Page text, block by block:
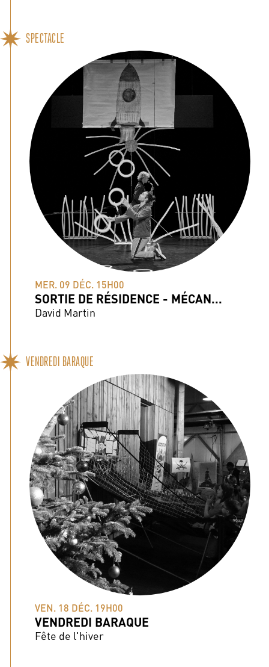
SPECTACLE
MER. 09 DÉC. 15H00
SORTIE DE RÉSIDENCE - MÉCAN...
David Martin
VENDREDI BARAQUE
VEN. 18 DÉC. 19H00
VENDREDI BARAQUE
Fête de l'hiver